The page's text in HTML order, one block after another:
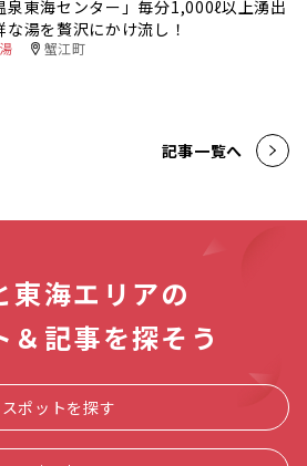
泉東海センター」毎分1,000ℓ以上湧出
な湯を贅沢にかけ流し！
蟹江町
記事一覧へ
東海エリアの
＆記事を探そう
スポットを探す